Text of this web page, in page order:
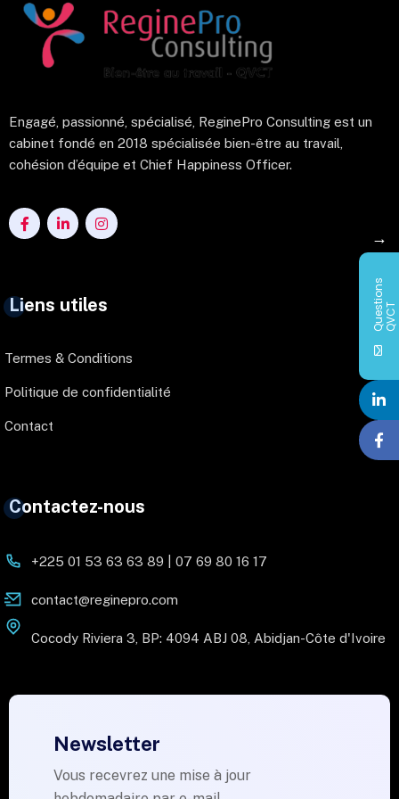
Engagé, passionné, spécialisé, ReginePro Consulting est un
cabinet fondé en 2018 spécialisée bien-être au travail,
cohésion d’équipe et Chief Happiness Officer.
Liens utiles
Termes & Conditions
Politique de confidentialité
Contact
Contactez-nous
+225 01 53 63 63 89 | 07 69 80 16 17
contact@reginepro.com
Cocody Riviera 3, BP: 4094 ABJ 08, Abidjan-Côte d'Ivoire
Newsletter
Vous recevrez une mise à jour
→
Q
u
e
st
i
o
n
s
Q
V
CT